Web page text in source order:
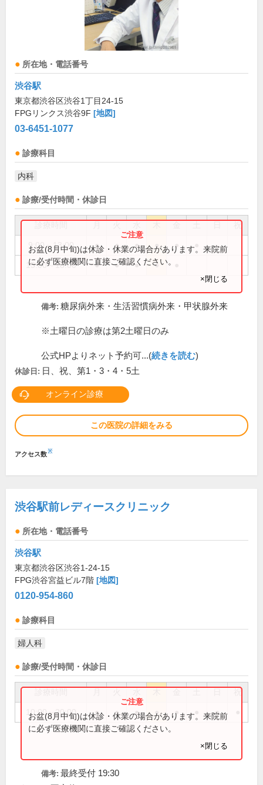
所在地・電話番号
渋谷駅
東京都渋谷区渋谷1丁目24-15
FPGリンクス渋谷9F [地図]
03-6451-1077
診療科目
内科
診療/受付時間・休診日
祝
9:00～13:00 ● ● ● ● ●
15:00～18:00 ● ● ● ●
お盆(8月中旬)は休診・休業の場合があります。来院前
に必ず医療機関に直接ご確認ください。
×閉じる
備考: 糖尿病外来・生活習慣病外来・甲状腺外来
※土曜日の診療は第2土曜日のみ
公式HPよりネット予約可...(続きを読む)
休診日: 日、祝、第1・3・4・5土
オンライン診療
この医院の詳細をみる
アクセス数※
渋谷駅前レディースクリニック
所在地・電話番号
渋谷駅
東京都渋谷区渋谷1-24-15
FPG渋谷宮益ビル7階 [地図]
0120-954-860
診療科目
婦人科
診療/受付時間・休診日
祝
10:00～20:00 ● ● ● ● ● ●
お盆(8月中旬)は休診・休業の場合があります。来院前
に必ず医療機関に直接ご確認ください。
×閉じる
備考: 最終受付 19:30